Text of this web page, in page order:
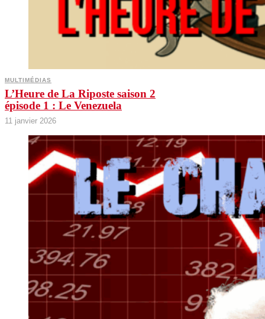
MULTIMÉDIAS
L’Heure de La Riposte saison 2
épisode 1 : Le Venezuela
11 janvier 2026